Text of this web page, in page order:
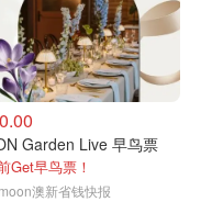
Garden Live 早鸟票
Get早鸟票！
澳新省钱快报